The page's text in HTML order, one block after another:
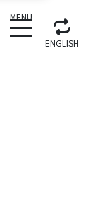
MENU
ENGLISH